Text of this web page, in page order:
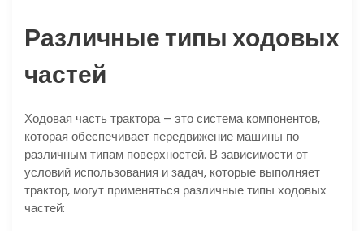
Различные типы ходовых
частей
Ходовая часть трактора – это система компонентов,
которая обеспечивает передвижение машины по
различным типам поверхностей. В зависимости от
условий использования и задач, которые выполняет
трактор, могут применяться различные типы ходовых
частей: